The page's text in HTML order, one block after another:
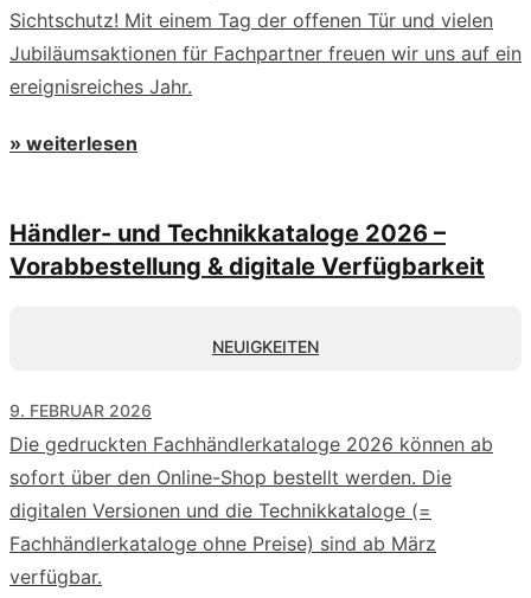
Sichtschutz! Mit einem Tag der offenen Tür und vielen
Jubiläumsaktionen für Fachpartner freuen wir uns auf ein
ereignisreiches Jahr.
» weiterlesen
Händler- und Technikkataloge 2026 –
Vorabbestellung & digitale Verfügbarkeit
NEUIGKEITEN
9. FEBRUAR 2026
Die gedruckten Fachhändlerkataloge 2026 können ab
sofort über den Online-Shop bestellt werden. Die
digitalen Versionen und die Technikkataloge (=
Fachhändlerkataloge ohne Preise) sind ab März
verfügbar.